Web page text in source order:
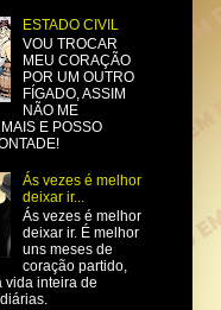
ESTADO CIVIL
VOU TROCAR
MEU CORAÇÃO
POR UM OUTRO
FÍGADO, ASSIM
NÃO ME
E POSSO
Ás vezes é melhor
deixar ir...
Ás vezes é melhor
deixar ir. É melhor
uns meses de
coração partido,
vida inteira de